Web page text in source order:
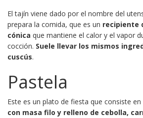
El tajín viene dado por el nombre del
prepara la comida, que es un recipiente
cónica que mantiene el calor y el vapor
cocción. Suele llevar los mismos
cuscús.
Pastela
Este es un plato de fiesta que consiste en
con masa filo y relleno de cebolla,